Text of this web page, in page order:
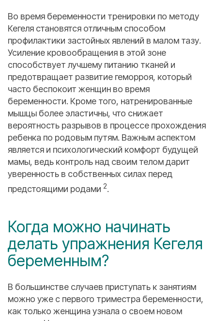
Во время беременности тренировки по методу
Кегеля становятся отличным способом
профилактики застойных явлений в малом тазу.
Усиление кровообращения в этой зоне
способствует лучшему питанию тканей и
предотвращает развитие геморроя, который
часто беспокоит женщин во время
беременности. Кроме того, натренированные
мышцы более эластичны, что снижает
вероятность разрывов в процессе прохождения
ребенка по родовым путям. Важным аспектом
является и психологический комфорт будущей
мамы, ведь контроль над своим телом дарит
уверенность в собственных силах перед
предстоящими родами 2.
Когда можно начинать
делать упражнения Кегеля
беременным?
В большинстве случаев приступать к занятиям
можно уже с первого триместра беременности,
как только женщина узнала о своем новом